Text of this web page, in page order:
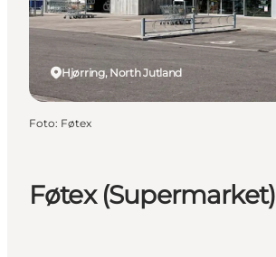
Føtex (Supermarket)
Hjørring, North Jutland
Foto: Føtex